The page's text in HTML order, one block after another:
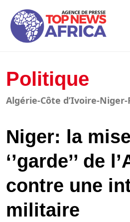
Politique
Algérie-Côte d’Ivoire-
Niger: la
‘’garde’’ de
contre une
militaire